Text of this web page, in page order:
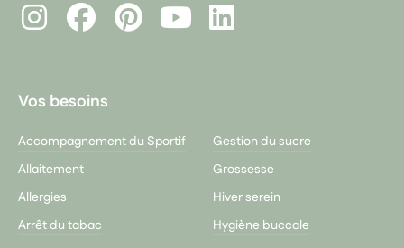
InstagramFacebookPinterest
LinkedIn
Vos besoins
Accompagnement du Sportif
Allaitement
Allergies
Arrêt du tabac
Gestion du sucre
Grossesse
Hiver serein
Hygiène buccale